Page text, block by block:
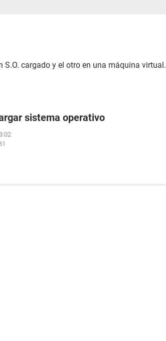
S.O. cargado y el otro en una máquina virtual.
sistema operativo